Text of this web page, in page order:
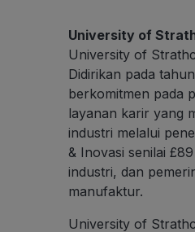
University of
University of
Didirikan pada
berkomitmen pada
layanan karir yang
industri melalui
& Inovasi senilai
industri, dan
manufaktur.
University of